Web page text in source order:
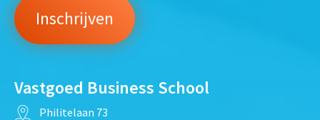
Vastgoed Business School
Philitelaan 73